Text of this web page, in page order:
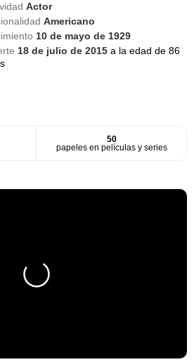
Actor
Americano
10 de mayo de 1929
18 de julio de 2015a la edad de 86
50
papeles en películas y series